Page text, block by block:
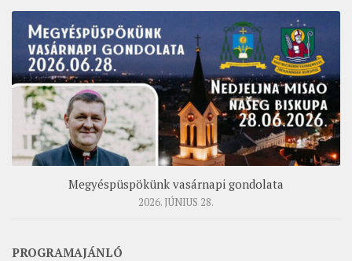
Megyéspüspökünk vasárnapi gondolata
2026. JÚNIUS 28.
PROGRAMAJÁNLÓ